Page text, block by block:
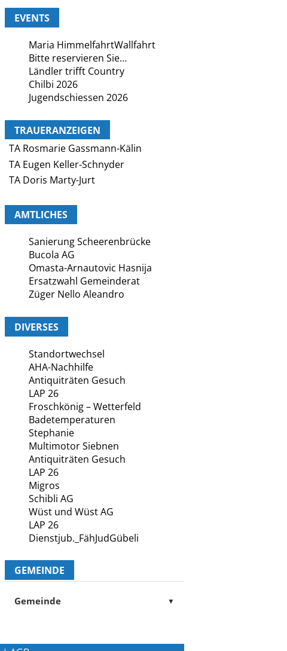
EVENTS
Maria HimmelfahrtWallfahrt
Bitte reservieren Sie…
Ländler trifft Country
Chilbi 2026
Jugendschiessen 2026
TRAUERANZEIGEN
TA Rosmarie Gassmann-Kälin
TA Eugen Keller-Schnyder
TA Doris Marty-Jurt
AMTLICHES
Sanierung Scheerenbrücke
Bucola AG
Omasta-Arnautovic Hasnija
Ersatzwahl Gemeinderat
Züger Nello Aleandro
DIVERSES
Standortwechsel
AHA-Nachhilfe
Antiquiträten Gesuch
LAP 26
Froschkönig – Wetterfeld
Badetemperaturen
Stephanie
Multimotor Siebnen
Antiquiträten Gesuch
LAP 26
Migros
Schibli AG
Wüst und Wüst AG
LAP 26
Dienstjub._FähJudGübeli
GEMEINDE
Gemeinde ▼